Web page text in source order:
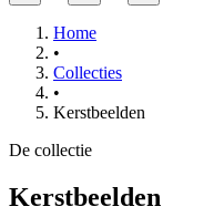
Home
•
Collecties
•
Kerstbeelden
De collectie
Kerstbeelden